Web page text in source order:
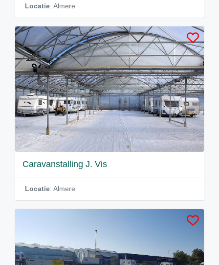
Locatie: Almere
Caravanstalling J. Vis
Locatie: Almere